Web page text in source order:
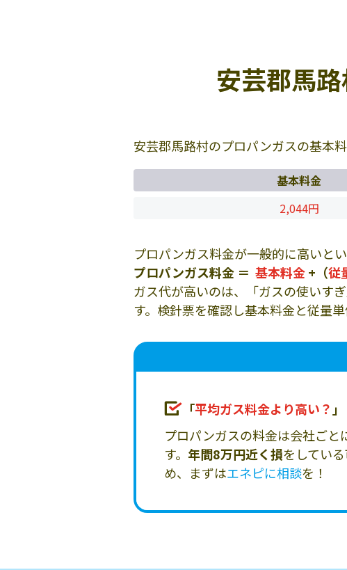
安芸郡馬
安芸郡馬路村のプロパンガスの基本
基本料金
2,044円
プロパンガス料金が一般的に高いと
プロパンガス料金 ＝ 基本料金+（従
ガス代が高いのは、「ガスの使いす
す。検針票を確認し基本料金と従量
「平均ガス料金より高い？
プロパンガスの料金は会社ごと
す。 年間8万円近く損をしてい
め、まずはエネピに相談を！